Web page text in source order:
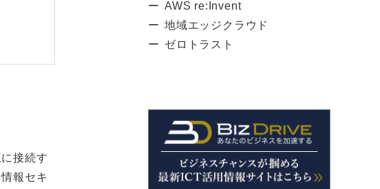
接続す
報セキ
AWS re:Invent
地域エッジクラウド
ゼロトラスト